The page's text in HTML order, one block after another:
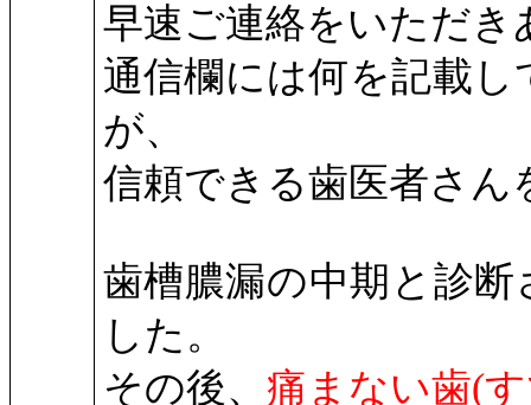
早速ご連絡をいただ
通信欄には何を記載
が、
信頼できる歯医者さん
歯槽膿漏の中期と診
した。
その後、 痛まない歯(